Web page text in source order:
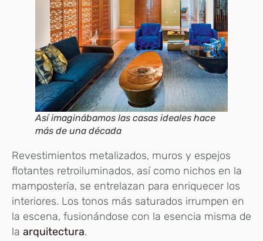
Así imaginábamos las casas ideales hace
más de una década
Revestimientos metalizados, muros y espejos
flotantes retroiluminados, así como nichos en la
mampostería, se entrelazan para enriquecer los
interiores. Los tonos más saturados irrumpen en
la escena, fusionándose con la esencia misma de
la arquitectura.